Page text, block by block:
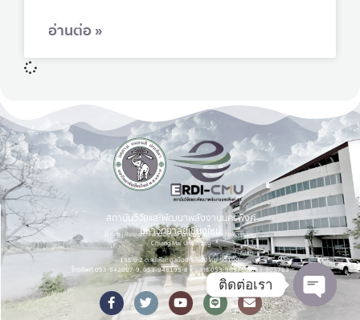
อ่านต่อ »
สถาบันวิจัยและพัฒนาพลังงานนครพิงค์
มหาวิทยาลัยเชียงใหม่
Energy Research and Development Institute-Nakornping,
Chiang Mai University
155 ม.2 ต.แม่เหียะ อ.เมือง จ.เชียงใหม่ 50100.
โทรศัพท์ 053-942007-9, 053-948195-8 โทรสาร 053-903760,053-903763
ติดต่อเรา